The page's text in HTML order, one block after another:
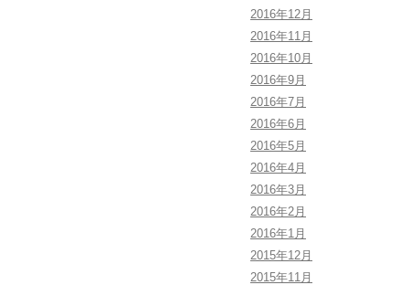
2016年12月
2016年11月
2016年10月
2016年9月
2016年7月
2016年6月
2016年5月
2016年4月
2016年3月
2016年2月
2016年1月
2015年12月
2015年11月